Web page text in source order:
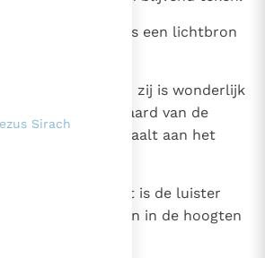
"De stad is zowel een gave als
toont ons de noodzaak om
toe te keren.
stelt heel veel belangrijke
van de Rooms
in het Nederlands beschikbaar
van donaties.
Sirach
de feesten; zij is een lichtbron
afneemt.
haar genoemd; zij is wonderlijk
zij, de standaard van de
den hoge, die straalt aan het
de hemel.
van de hemel, dat is de luister
lichtende sieraden in de hoogten